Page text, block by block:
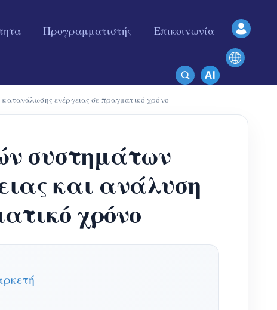
Προγραμματιστής Επικοινωνία
ενέργειας σε πραγματικό χρόνο
συστημάτων
και ανάλυση
χρόνο